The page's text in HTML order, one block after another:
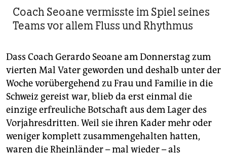
Coach Seoane vermisste im Spiel seines
Teams vor allem Fluss und Rhythmus
Dass Coach Gerardo Seoane am Donnerstag zum
vierten Mal Vater geworden und deshalb unter der
Woche vorübergehend zu Frau und Familie in die
Schweiz gereist war, blieb da erst einmal die
einzige erfreuliche Botschaft aus dem Lager des
Vorjahresdritten. Weil sie ihren Kader mehr oder
weniger komplett zusammengehalten hatten,
waren die Rheinländer – mal wieder – als